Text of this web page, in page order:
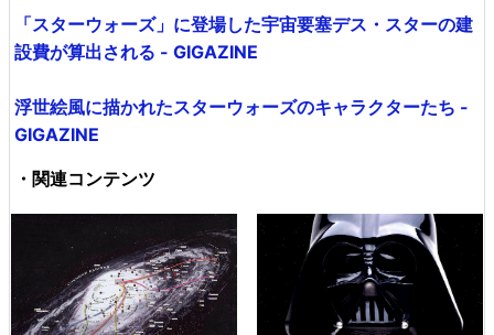
「スターウォーズ」に登場した宇宙要塞デス・スターの建
設費が算出される - GIGAZINE
浮世絵風に描かれたスターウォーズのキャラクターたち -
GIGAZINE
・関連コンテンツ